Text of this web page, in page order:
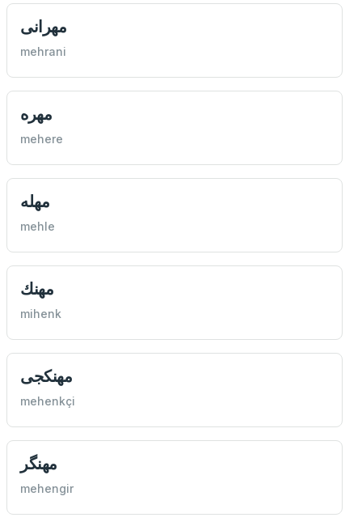
مهرانی
mehrani
مهره
mehere
مهله
mehle
مهنك
mihenk
مهنكجی
mehenkçi
مهنگر
mehengir